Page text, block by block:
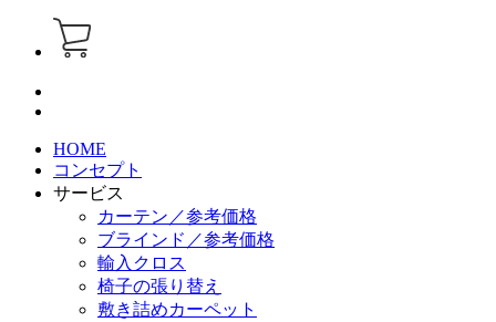
HOME
コンセプト
サービス
カーテン／参考価格
ブラインド／参考価格
輸入クロス
椅子の張り替え
敷き詰めカーペット